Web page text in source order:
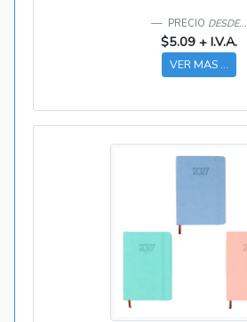
PRECIO DESDE...
$5.09 + I.V.A.
VER MAS ...